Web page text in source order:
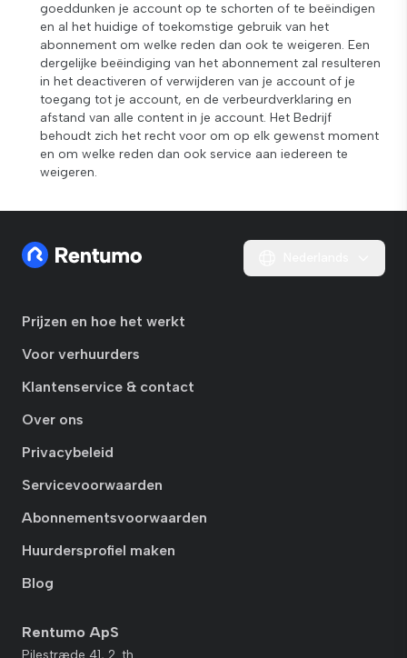
goeddunken je account op te schorten of te beëindigen
en al het huidige of toekomstige gebruik van het
abonnement om welke reden dan ook te weigeren. Een
dergelijke beëindiging van het abonnement zal resulteren
in het deactiveren of verwijderen van je account of je
toegang tot je account, en de verbeurdverklaring en
afstand van alle content in je account. Het Bedrijf
behoudt zich het recht voor om op elk gewenst moment
en om welke reden dan ook service aan iedereen te
weigeren.
Prijzen en hoe het werkt
Voor verhuurders
Klantenservice & contact
Over ons
Privacybeleid
Servicevoorwaarden
Abonnementsvoorwaarden
Huurdersprofiel maken
Blog
Rentumo ApS
Pilestræde 41, 2. th.